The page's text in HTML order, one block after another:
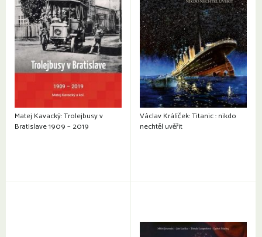
Matej Kavacký: Trolejbusy v
Bratislave 1909 – 2019
Václav Králíček: Titanic : nikdo
nechtěl uvěřit